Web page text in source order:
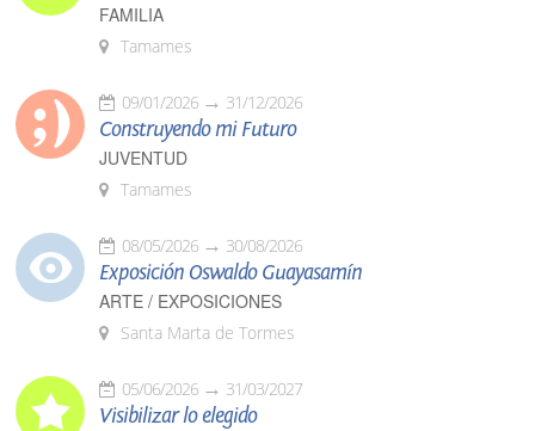
FAMILIA
Tamames
09/01/2026 31/12/2026
Construyendo mi Futuro
JUVENTUD
Tamames
08/05/2026 30/08/2026
Exposición Oswaldo Guayasamín
ARTE / EXPOSICIONES
Santa Marta de Tormes
05/06/2026 31/03/2027
Visibilizar lo elegido